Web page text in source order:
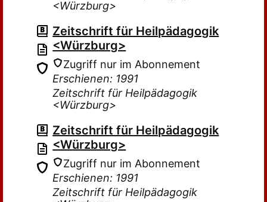
<Würzburg>
Zeitschrift für Heilpädagogik
<Würzburg>
Zugriff nur im Abonnement
Erschienen: 1991
Zeitschrift für Heilpädagogik
<Würzburg>
Zeitschrift für Heilpädagogik
<Würzburg>
Zugriff nur im Abonnement
Erschienen: 1991
Zeitschrift für Heilpädagogik